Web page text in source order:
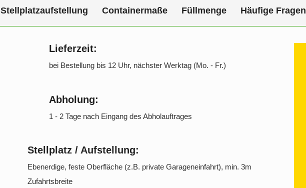
Stellplatzaufstellung Containermaße Füllmenge Häufige Fragen
Lieferzeit:
bei Bestellung bis 12 Uhr, nächster Werktag (Mo. - Fr.)
Abholung:
1 - 2 Tage nach Eingang des Abholauftrages
Stellplatz / Aufstellung:
Ebenerdige, feste Oberfläche (z.B. private Garageneinfahrt), min. 3m
Zufahrtsbreite